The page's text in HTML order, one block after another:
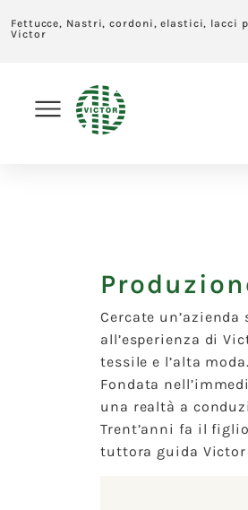
Fettucce, Nastri, cordoni, elastici, lacci
Victor
Cercate
all’esperienza di
tessile e l’alta moda.
Fondata
una realtà a
Trent’anni fa il
tuttora guida